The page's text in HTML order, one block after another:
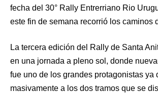
fecha del 30° Rally Entrerriano Rio
este fin de semana recorrió los caminos
La tercera edición del Rally de Santa
en una jornada a pleno sol, donde
fue uno de los grandes protagonistas ya
masivamente a los dos tramos que se